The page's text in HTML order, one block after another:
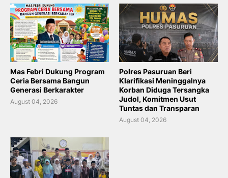
Mas Febri Dukung Program
Ceria Bersama Bangun
Generasi Berkarakter
August 04, 2026
Polres Pasuruan Beri
Klarifikasi Meninggalnya
Korban Diduga Tersangka
Judol, Komitmen Usut
Tuntas dan Transparan
August 04, 2026